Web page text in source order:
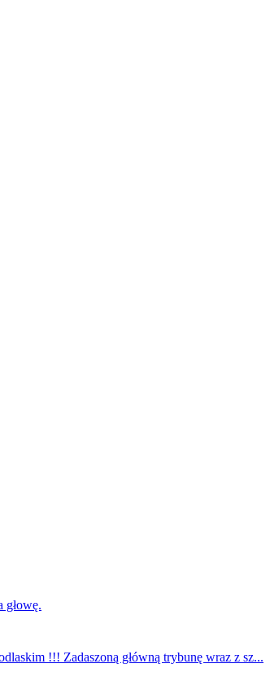
głowę.
!!! Zadaszoną główną trybunę wraz z sz...